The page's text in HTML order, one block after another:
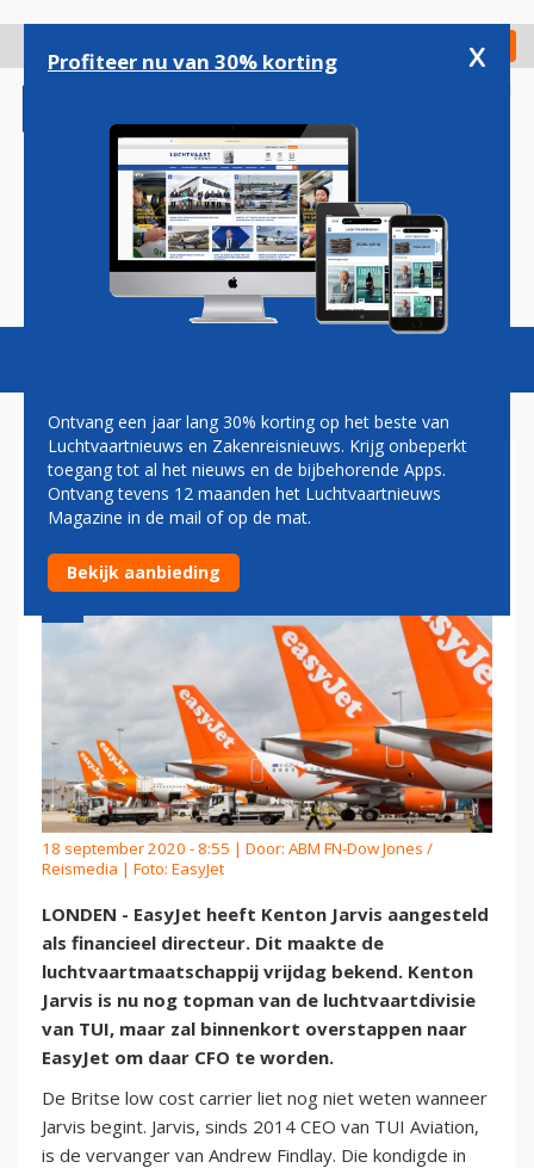
gaan
Check in
Magazine Podcasts Vacatures
EASYJET HAALT FINANCIEEL
DIRECTEUR BIJ TUI
18 september 2020 - 8:55 | Door: ABM FN-Dow Jones /
Reismedia | Foto: EasyJet
LONDEN - EasyJet heeft Kenton Jarvis aangesteld
als financieel directeur. Dit maakte de
luchtvaartmaatschappij vrijdag bekend. Kenton
Jarvis is nu nog topman van de luchtvaartdivisie
van TUI, maar zal binnenkort overstappen naar
EasyJet om daar CFO te worden.
De Britse low cost carrier liet nog niet weten wanneer
Jarvis begint. Jarvis, sinds 2014 CEO van TUI Aviation,
is de vervanger van Andrew Findlay. Die kondigde in
Profiteer nu van 30% korting x
Ontvang een jaar lang 30% korting op het beste van
Luchtvaartnieuws en Zakenreisnieuws. Krijg onbeperkt
toegang tot al het nieuws en de bijbehorende Apps.
Ontvang tevens 12 maanden het Luchtvaartnieuws
Magazine in de mail of op de mat.
Bekijk aanbieding